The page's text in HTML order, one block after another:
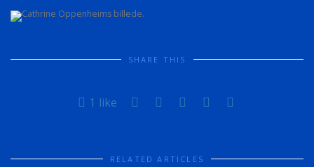
SHARE THIS
1 like
RELATED ARTICLES